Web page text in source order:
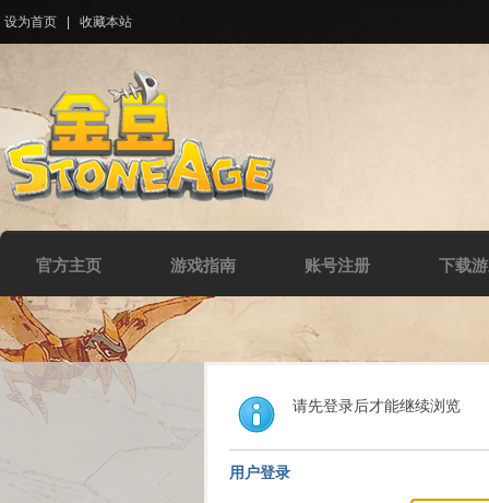
设为首页 收藏本站
官方主页 游戏指南 账号注册 下载
请先登录后才能继续浏览
用户登录